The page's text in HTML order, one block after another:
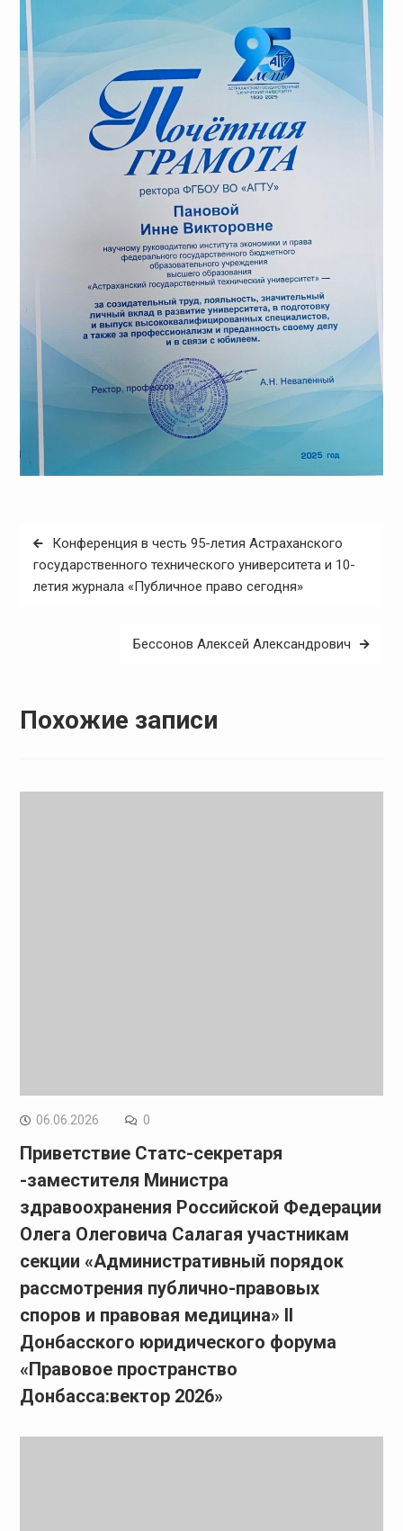
Навигация
по
записям
Конференция в честь 95-летия Астраханского
государственного технического университета и 10-
летия журнала «Публичное право сегодня»
Бессонов Алексей Александрович
Похожие записи
06.06.2026 0
Приветствие Статс-секретаря
-заместителя Министра
здравоохранения Российской Федерации
Олега Олеговича Салагая участникам
секции «Административный порядок
рассмотрения публично-правовых
споров и правовая медицина» II
Донбасского юридического форума
«Правовое пространство
Донбасса:вектор 2026»